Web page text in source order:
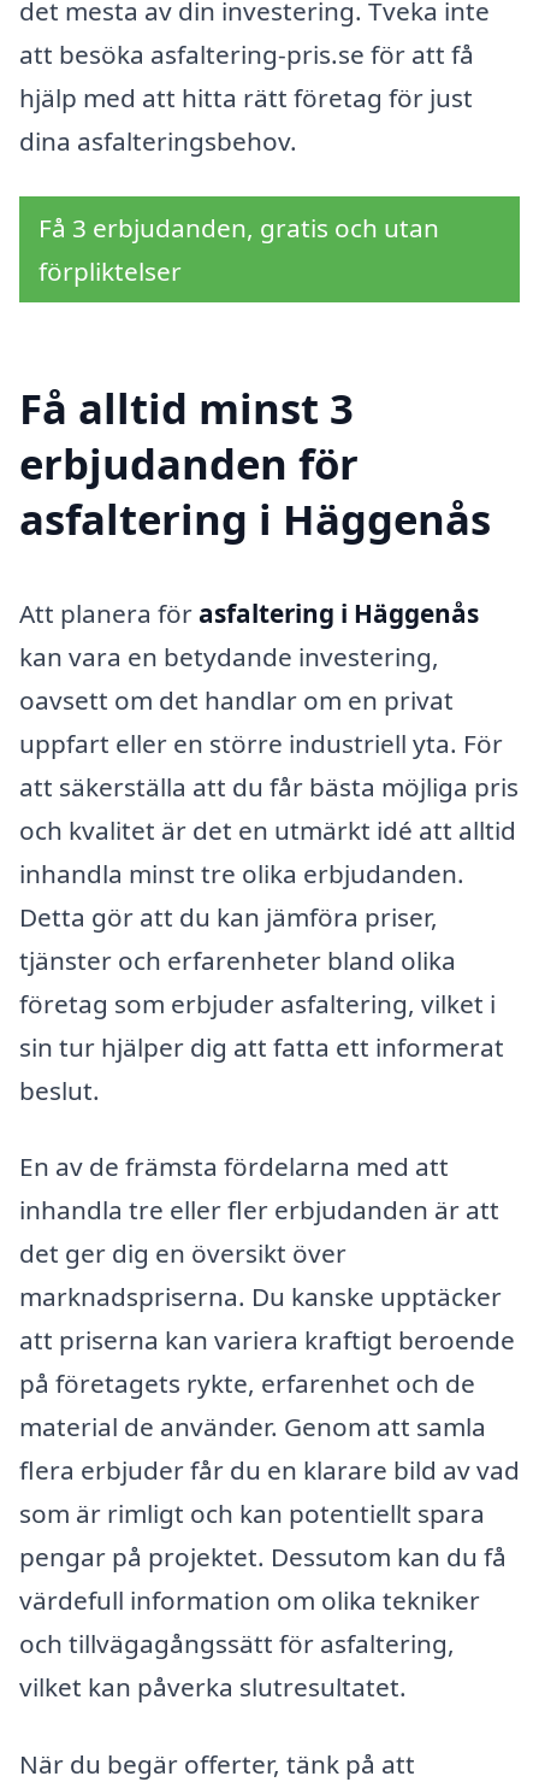
det mesta av din investering. Tveka inte
att besöka asfaltering-pris.se för att få
hjälp med att hitta rätt företag för just
dina asfalteringsbehov.
Få 3 erbjudanden, gratis och utan
förpliktelser
Få alltid minst 3
erbjudanden för
asfaltering i Häggenås
Att planera för asfaltering i Häggenås
kan vara en betydande investering,
oavsett om det handlar om en privat
uppfart eller en större industriell yta. För
att säkerställa att du får bästa möjliga pris
och kvalitet är det en utmärkt idé att alltid
inhandla minst tre olika erbjudanden.
Detta gör att du kan jämföra priser,
tjänster och erfarenheter bland olika
företag som erbjuder asfaltering, vilket i
sin tur hjälper dig att fatta ett informerat
beslut.
En av de främsta fördelarna med att
inhandla tre eller fler erbjudanden är att
det ger dig en översikt över
marknadspriserna. Du kanske upptäcker
att priserna kan variera kraftigt beroende
på företagets rykte, erfarenhet och de
material de använder. Genom att samla
flera erbjuder får du en klarare bild av vad
som är rimligt och kan potentiellt spara
pengar på projektet. Dessutom kan du få
värdefull information om olika tekniker
och tillvägagångssätt för asfaltering,
vilket kan påverka slutresultatet.
När du begär offerter, tänk på att